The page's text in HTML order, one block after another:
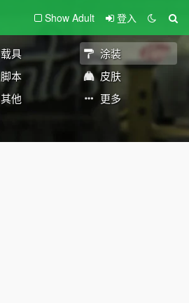
Show Adult 登入
载具
涂装
脚本
皮肤
其他 更多